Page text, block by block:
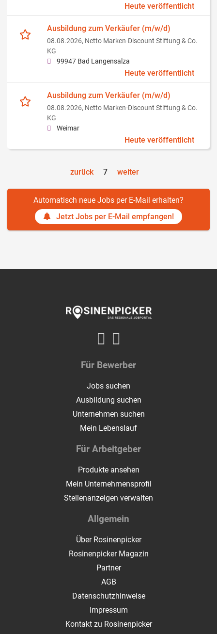
Heute veröffentlicht
Ausbildung zum Verkäufer (m/w/d)
08.08.2026, Netto Marken-Discount Stiftung & Co.
KG
99947 Bad Langensalza
Heute veröffentlicht
Ausbildung zum Verkäufer (m/w/d)
08.08.2026, Netto Marken-Discount Stiftung & Co.
KG
Weimar
Heute veröffentlicht
zurück 7 weiter
Automatisch neue Jobs per E-Mail erhalten?
Jetzt Jobs per E-Mail empfangen!
Für Bewerber
Jobs suchen
Ausbildung suchen
Unternehmen suchen
Mein Lebenslauf
Für Arbeitgeber
Produkte ansehen
Mein Unternehmensprofil
Stellenanzeigen verwalten
Allgemein
Über Rosinenpicker
Rosinenpicker Magazin
Partner
AGB
Datenschutzhinweise
Impressum
Kontakt zu Rosinenpicker